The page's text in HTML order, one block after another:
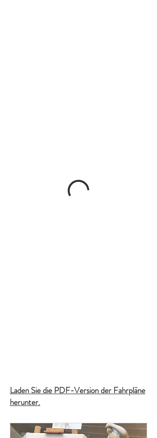
Laden Sie die PDF-Version der Fahrpläne
herunter.